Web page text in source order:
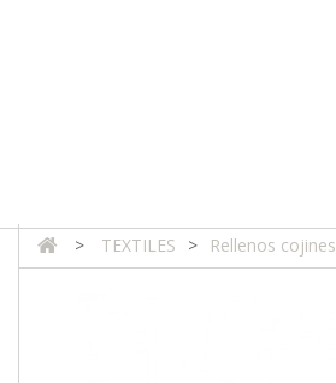
TIENDA ONLINE TIENDA FÍSICA
> TEXTILES > Rellenos cojines